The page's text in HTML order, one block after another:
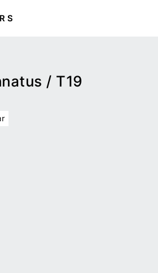
/ T19